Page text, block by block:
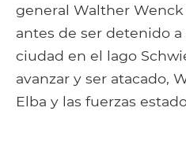
general Walther
antes de ser detenido
ciudad en el lago
avanzar y ser atacado,
Elba y las fuerzas